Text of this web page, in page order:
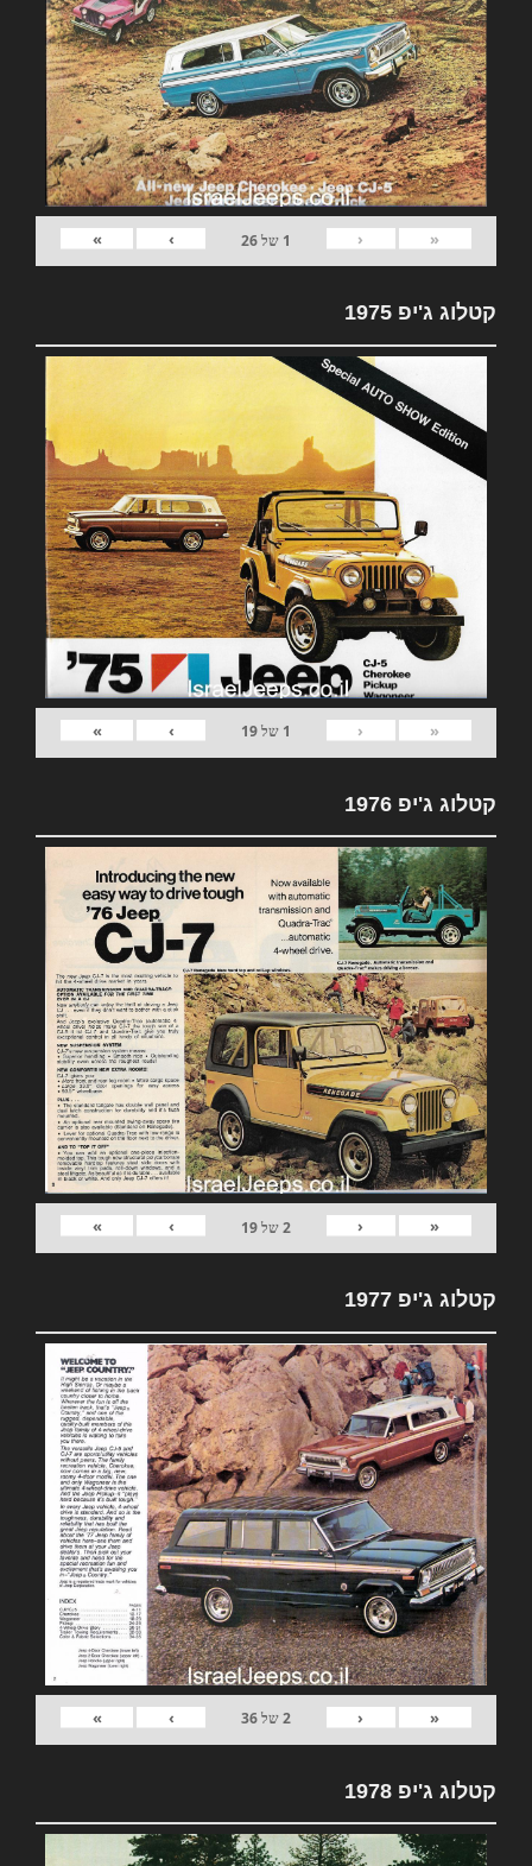
«
‹
1 של26
›
»
קטלוג ג'יפ 1975
«
‹
1 של19
›
»
קטלוג ג'יפ 1976
«
‹
2של19
›
»
קטלוג ג'יפ 1977
«
‹
2של36
›
»
קטלוג ג'יפ 1978